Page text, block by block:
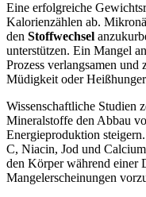
Eine erfolgreiche
Kalorienzählen ab.
den Stoffwechsel
unterstützen. Ein Mangel
Prozess verlangsamen
Müdigkeit oder
Wissenschaftliche Studien
Mineralstoffe den Abbau
Energieproduktion
C, Niacin, Jod und
den Körper während einer
Mangelerscheinungen